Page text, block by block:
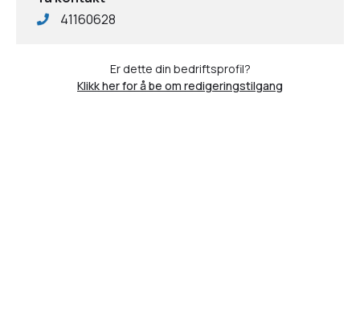
41160628
Er dette din bedriftsprofil?
Klikk her for å be om redigeringstilgang